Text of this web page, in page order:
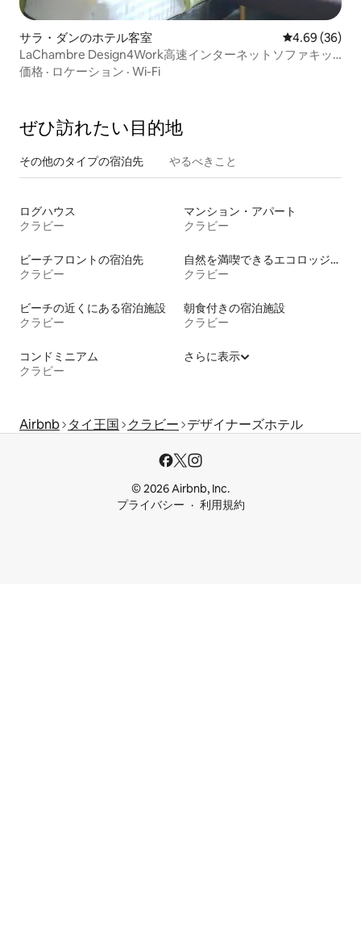
サラ・ダンのホテル客室 レビュー36
4.69 (36)
LaChambre Design4Work高速インターネットソファキッ
チン3
価格 · ロケーション · Wi-Fi
ぜひ訪⁠れ⁠た⁠い目⁠的⁠地
その他のタ⁠イ⁠プ⁠の宿⁠泊⁠先 やるべきこと
ログハウス
クラビー
マンション・アパート
クラビー
ビーチフロントの宿泊先
クラビー
自然を満喫できるエコロッジの宿泊施設
クラビー
ビーチの近くにある宿泊施設
クラビー
朝食付きの宿泊施設
クラビー
コンドミニアム
クラビー
さらに表示
Airbnb タイ王国 クラビー デザイナーズホテル
© 2026 Airbnb, Inc.
プライバシー
利用規約